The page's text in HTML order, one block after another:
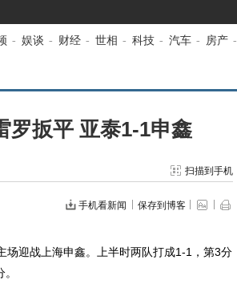
- 娱谈 - 财经 - 世相 - 科技 - 汽车 - 房产 -
罗扳平 亚泰1-1申鑫
扫描到手机
手机看新闻 保存到博客
迎战上海申鑫。上半时两队打成1-1，第3分